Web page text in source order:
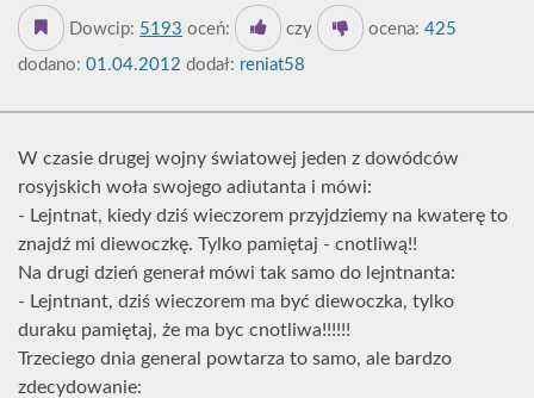
Dowcip: 5193 oceń: czy ocena: 425
dodano: 01.04.2012 dodał: reniat58
W czasie drugej wojny światowej jeden z dowódców
rosyjskich woła swojego adiutanta i mówi:
- Lejntnat, kiedy dziś wieczorem przyjdziemy na kwaterę to
znajdź mi diewoczkę. Tylko pamiętaj - cnotliwą!!
Na drugi dzień generał mówi tak samo do lejntnanta:
- Lejntnant, dziś wieczorem ma być diewoczka, tylko
duraku pamiętaj, że ma byc cnotliwa!!!!!!
Trzeciego dnia general powtarza to samo, ale bardzo
zdecydowanie: